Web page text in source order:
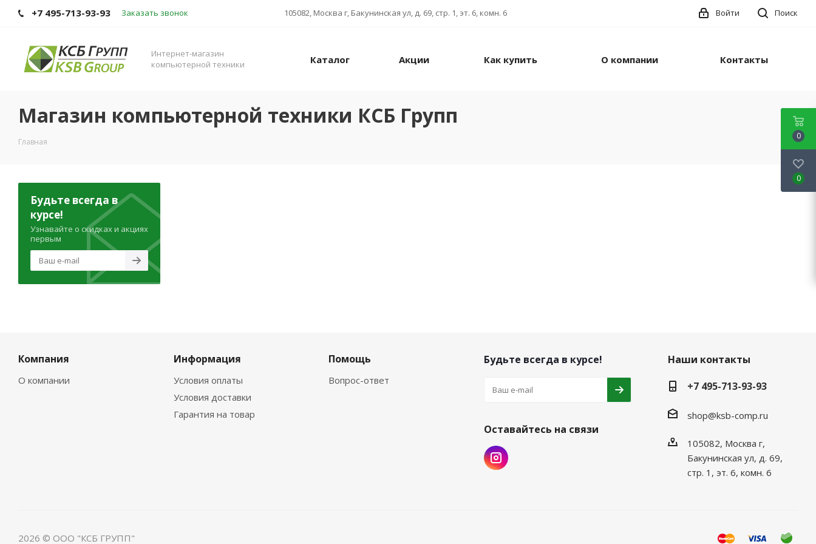
+7 495-713-93-93 Заказать звонок 105082, Москва г, Бакунинская ул, д. 69, стр. 1, эт. 6, комн. 6 Поиск
Войти
Интернет-магазин
компьютерной техники
Каталог Акции Как купить О компании Контакты
Магазин компьютерной техники КСБ Групп
Главная
Будьте всегда в
курсе!
Узнавайте о скидках и акциях
первым
Компания
О компании
Информация
Условия оплаты
Условия доставки
Гарантия на товар
Помощь
Вопрос-ответ
Будьте всегда в курсе!
Оставайтесь на связи
Наши контакты
+7 495-713-93-93
shop@ksb-comp.ru
105082, Москва г,
Бакунинская ул, д. 69,
стр. 1, эт. 6, комн. 6
2026 © ООО "КСБ ГРУПП"
0
0